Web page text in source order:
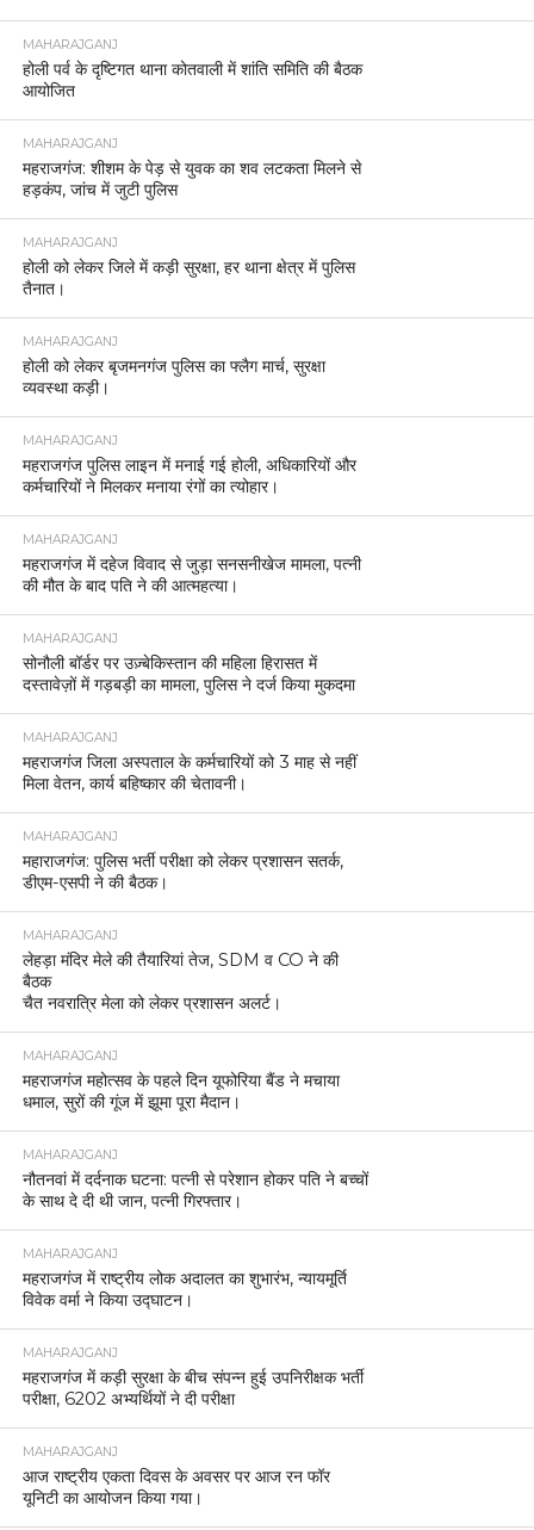
MAHARAJGANJ
होली पर्व के दृष्टिगत थाना कोतवाली में शांति समिति की बैठक
आयोजित
MAHARAJGANJ
महराजगंज: शीशम के पेड़ से युवक का शव लटकता मिलने से
हड़कंप, जांच में जुटी पुलिस
MAHARAJGANJ
होली को लेकर जिले में कड़ी सुरक्षा, हर थाना क्षेत्र में पुलिस
तैनात।
MAHARAJGANJ
होली को लेकर बृजमनगंज पुलिस का फ्लैग मार्च, सुरक्षा
व्यवस्था कड़ी।
MAHARAJGANJ
महराजगंज पुलिस लाइन में मनाई गई होली, अधिकारियों और
कर्मचारियों ने मिलकर मनाया रंगों का त्योहार।
MAHARAJGANJ
महराजगंज में दहेज विवाद से जुड़ा सनसनीखेज मामला, पत्नी
की मौत के बाद पति ने की आत्महत्या।
MAHARAJGANJ
सोनौली बॉर्डर पर उज़्बेकिस्तान की महिला हिरासत में
दस्तावेज़ों में गड़बड़ी का मामला, पुलिस ने दर्ज किया मुकदमा
MAHARAJGANJ
महराजगंज जिला अस्पताल के कर्मचारियों को 3 माह से नहीं
मिला वेतन, कार्य बहिष्कार की चेतावनी।
MAHARAJGANJ
महाराजगंज: पुलिस भर्ती परीक्षा को लेकर प्रशासन सतर्क,
डीएम-एसपी ने की बैठक।
MAHARAJGANJ
लेहड़ा मंदिर मेले की तैयारियां तेज, SDM व CO ने की
बैठक
चैत नवरात्रि मेला को लेकर प्रशासन अलर्ट।
MAHARAJGANJ
महराजगंज महोत्सव के पहले दिन यूफोरिया बैंड ने मचाया
धमाल, सुरों की गूंज में झूमा पूरा मैदान।
MAHARAJGANJ
नौतनवां में दर्दनाक घटना: पत्नी से परेशान होकर पति ने बच्चों
के साथ दे दी थी जान, पत्नी गिरफ्तार।
MAHARAJGANJ
महराजगंज में राष्ट्रीय लोक अदालत का शुभारंभ, न्यायमूर्ति
विवेक वर्मा ने किया उद्घाटन।
MAHARAJGANJ
महराजगंज में कड़ी सुरक्षा के बीच संपन्न हुई उपनिरीक्षक भर्ती
परीक्षा, 6202 अभ्यर्थियों ने दी परीक्षा
MAHARAJGANJ
आज राष्ट्रीय एकता दिवस के अवसर पर आज रन फॉर
यूनिटी का आयोजन किया गया।